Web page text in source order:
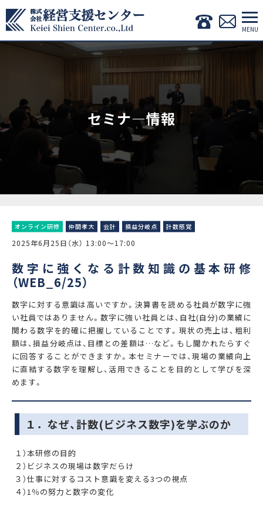
セミナ―情報
オンライン研修 仲間孝大 会計 損益分岐点 計数感覚
2025年6月25日（水） 13:00〜17:00
数字に強くなる計数知識の基本研修
（WEB_6/25）
数字に対する意識は高いですか。決算書を読める社員が数字に強
い社員ではありません。数字に強い社員とは、自社(自分)の業績に
関わる数字を的確に把握していることです。現状の売上は、粗利
額は、損益分岐点は、目標との差額は…など。もし聞かれたらすぐ
に回答することができますか。本セミナーでは、現場の業績向上
に直結する数字を理解し、活用できることを目的として学びを深
めます。
１．なぜ、計数(ビジネス数字)を学ぶのか
１）本研修の目的
２）ビジネスの現場は数字だらけ
３）仕事に対するコスト意識を変える3つの視点
４）1％の努力と数字の変化